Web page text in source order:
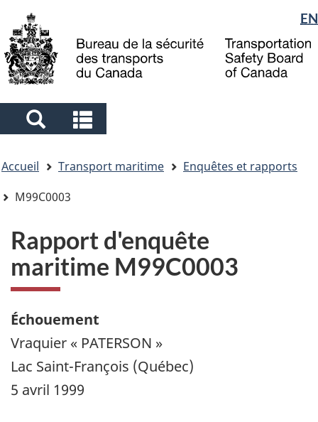
to
main
to
"About
government"
à
la
Sélection
de
la
langue
EN
Search
and
menus
and
menus
êtes
ici
Accueil Transport maritime
Enquêtes et rapports
M99C0003
Rapport d'enquête
maritime M99C0003
Échouement
Vraquier « PATERSON »
Lac Saint-François (Québec)
5 avril 1999